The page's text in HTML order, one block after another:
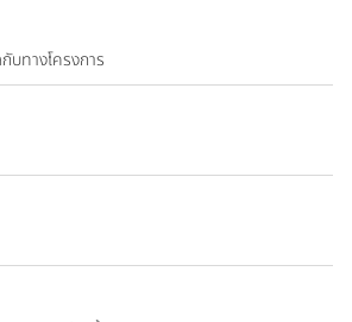
บทางโครงการ